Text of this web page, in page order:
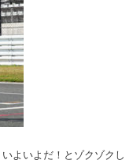
よいよだ！とゾクゾクし